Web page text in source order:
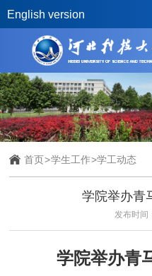
English version
首页>学生工作>学工动态
学院举办青
发布时间
学院举办青